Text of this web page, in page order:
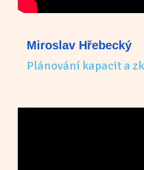
Miroslav Hřebecký
Plánování kapacit a